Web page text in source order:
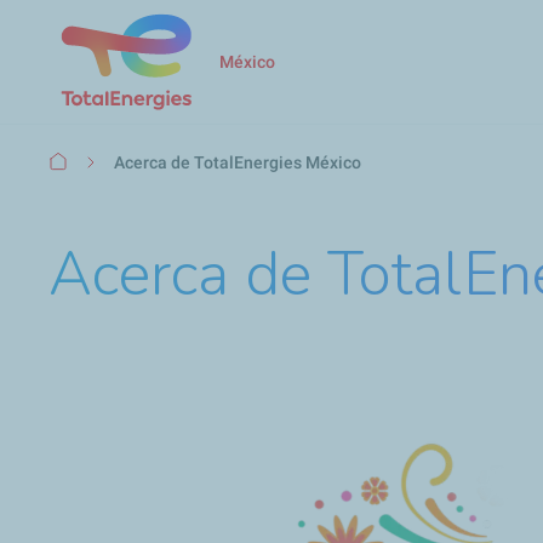
México
Ruta
Acerca de TotalEnergies México
Acerca de